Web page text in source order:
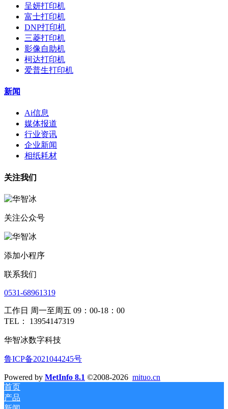
呈妍打印机
富士打印机
DNP打印机
三菱打印机
影像自助机
柯达打印机
爱普生打印机
新闻
Ai信息
媒体报道
行业资讯
企业新闻
相纸耗材
关注我们
关注公众号
添加小程序
联系我们
0531-68961319
工作日 周一至周五 09：00-18：00
TEL： 13954147319
华智冰数字科技
鲁ICP备2021044245号
Powered by MetInfo 8.1 ©2008-2026 mituo.cn
首页
产品